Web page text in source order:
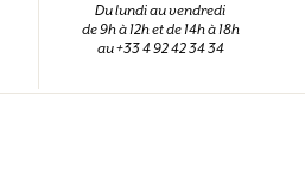
Du lundi au vendredi
de 9h à 12h et de 14h à 18h
au +33 4 92 42 34 34